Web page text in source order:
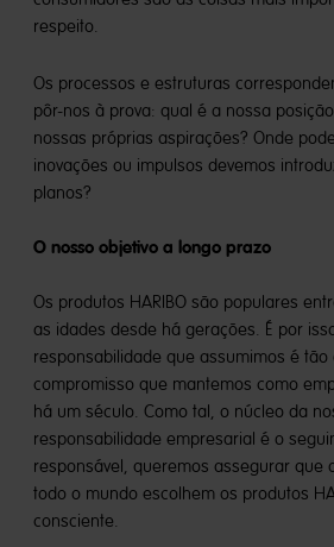
respeito.
Os processos e estruturas
pôr-nos à prova: qual é a nossa
nossas próprias aspirações? Onde
inovações ou impulsos devemos
planos?
O nosso objetivo a longo prazo
Os produtos HARIBO são populares
as idades desde há gerações. É por
responsabilidade que assumimos é tão
compromisso que mantemos como
há um século. Como tal, o núcleo da
responsabilidade empresarial é o
responsável, queremos assegurar que
todo o mundo escolhem os produtos
consciente.